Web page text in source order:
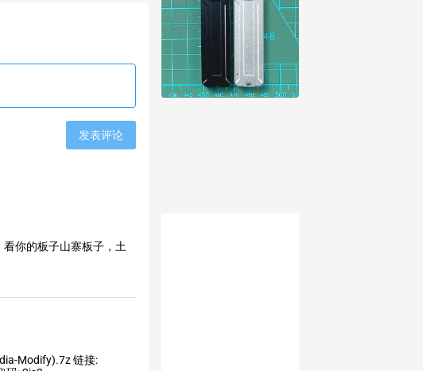
发表评论
你的板子山寨板子，土
Modify).7z 链接: